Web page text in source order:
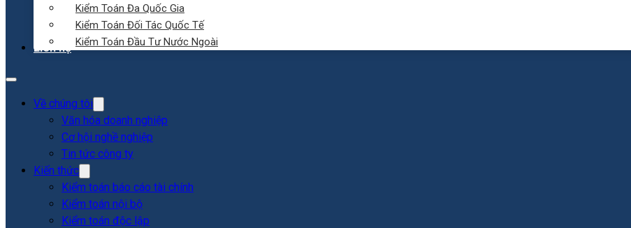
Kiểm Toán Đa Quốc Gia
Kiểm Toán Đối Tác Quốc Tế
Kiểm Toán Đầu Tư Nước Ngoài
Liên hệ
Về chúng tôi
Văn hóa doanh nghiệp
Cơ hội nghề nghiệp
Tin tức công ty
Kiến thức
Kiểm toán báo cáo tài chính
Kiểm toán nội bộ
Kiểm toán độc lập